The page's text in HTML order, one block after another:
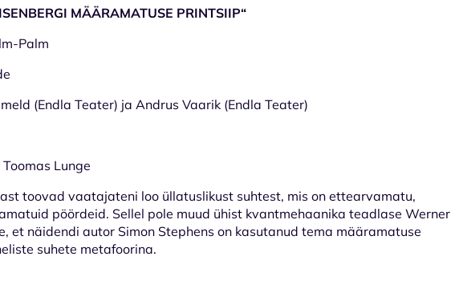
MÄÄRAMATUSE PRINTSIIP“
Palm
(Endla Teater) ja Andrus Vaarik (Endla Teater)
Lunge
toovad vaatajateni loo üllatuslikust suhtest, mis on ettearvamatu,
pöördeid. Sellel pole muud ühist kvantmehaanika teadlase Werner
et näidendi autor Simon Stephens on kasutanud tema määramatuse
suhete metafoorina.